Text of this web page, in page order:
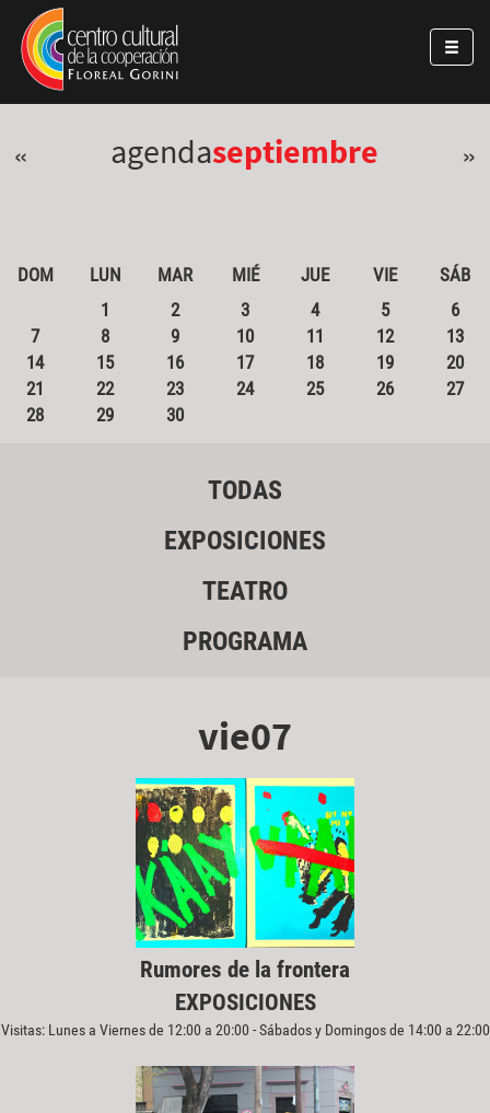
Pasar al contenido principal
Jump to main content
« agendaseptiembre »
DOM LUN MAR MIÉ JUE VIE
SÁB
1
2 3 4 5
6
7
8 9 10 11 12
13
14
15 16 17 18 19
20
21
22 23 24 25 26
27
28
29 30
TODAS
EXPOSICIONES
TEATRO
PROGRAMA
vie07
Rumores de la frontera
EXPOSICIONES
Visitas: Lunes a Viernes de 12:00 a 20:00 - Sábados y Domingos de 14:00 a 22:00